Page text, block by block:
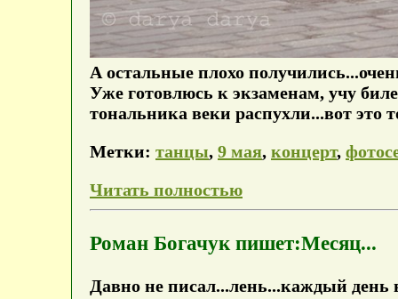
А остальные плохо
Уже готовлюсь к экзаменам, учу
тональника веки распухли...вот это
Метки: танцы, 9 мая, концерт,
Читать полностью
Роман Богачук пишет:Месяц...
Давно не писал...лень...каждый день